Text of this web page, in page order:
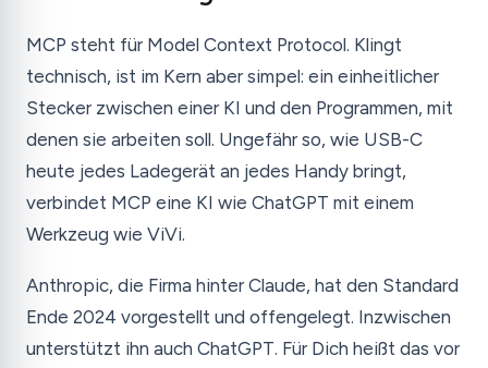
MCP steht für Model Context Protocol. Klingt
technisch, ist im Kern aber simpel: ein einheitlicher
Stecker zwischen einer KI und den Programmen, mit
denen sie arbeiten soll. Ungefähr so, wie USB-C
heute jedes Ladegerät an jedes Handy bringt,
verbindet MCP eine KI wie ChatGPT mit einem
Werkzeug wie ViVi.
Anthropic, die Firma hinter Claude, hat den Standard
Ende 2024 vorgestellt und offengelegt. Inzwischen
unterstützt ihn auch ChatGPT. Für Dich heißt das vor